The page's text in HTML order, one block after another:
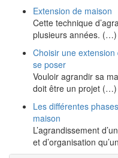
Extension de maison
Cette technique
plusieurs années. (…)
Choisir une
se poser
Vouloir agrandir sa
doit être un projet (…)
Les différentes
maison
L’agrandissement
et d’organisation